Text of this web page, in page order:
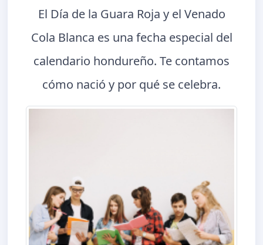
El Día de la Guara Roja y el Venado
Cola Blanca es una fecha especial del
calendario hondureño. Te contamos
cómo nació y por qué se celebra.